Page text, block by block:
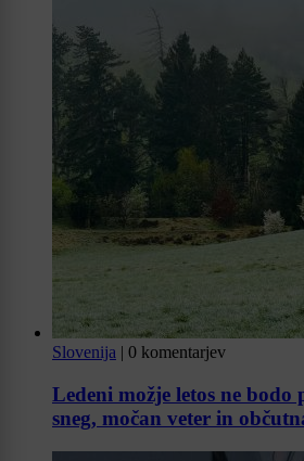
Slovenija | 0 komentarjev
Ledeni možje letos ne bodo
sneg, močan veter in